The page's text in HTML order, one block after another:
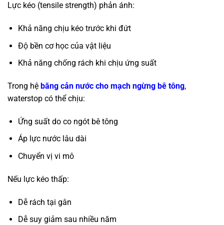
Lực kéo (tensile strength) phản ánh:
Khả năng chịu kéo trước khi đứt
Độ bền cơ học của vật liệu
Khả năng chống rách khi chịu ứng suất
Trong hệ băng cản nước cho mạch ngừng bê tông,
waterstop có thể chịu:
Ứng suất do co ngót bê tông
Áp lực nước lâu dài
Chuyển vị vi mô
Nếu lực kéo thấp:
Dễ rách tại gân
Dễ suy giảm sau nhiều năm